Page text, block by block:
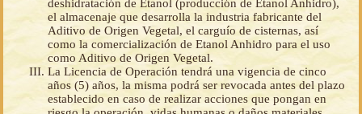
deshidratación de Etanol (producción de Etanol Anhidro),
el almacenaje que desarrolla la industria fabricante del
Aditivo de Origen Vegetal, el carguío de cisternas, así
como la comercialización de Etanol Anhidro para el uso
como Aditivo de Origen Vegetal.
La Licencia de Operación tendrá una vigencia de cinco
años (5) años, la misma podrá ser revocada antes del plazo
establecido en caso de realizar acciones que pongan en